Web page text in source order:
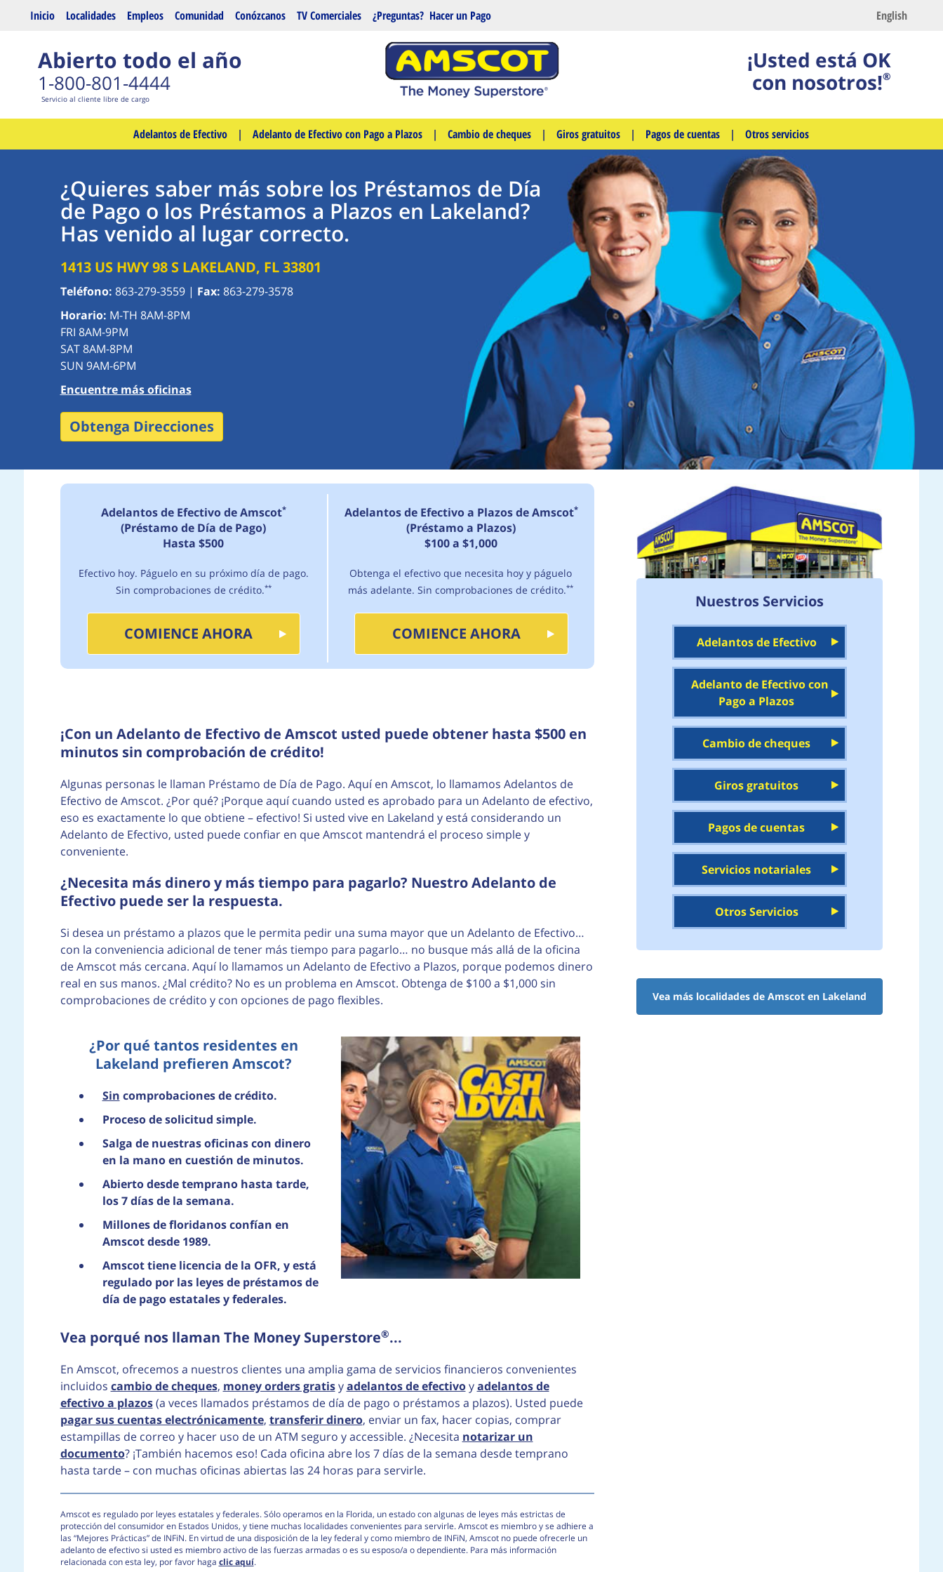
Saltar al contenido principal English
Inicio Localidades Empleos Comunidad Conózcanos TV Comerciales ¿Preguntas? Hacer un Pago
Abierto todo el año
1-800-801-4444
Servicio al cliente libre de cargo
¡Usted está OK
con nosotros!®
Adelantos de Efectivo | Adelanto de Efectivo con Pago a Plazos | Cambio de cheques | Giros gratuitos | Pagos de cuentas | Otros servicios
¿Quieres saber más sobre los Préstamos de Día
de Pago o los Préstamos a Plazos en Lakeland?
Has venido al lugar correcto.
1413 US HWY 98 S LAKELAND, FL 33801
Teléfono: 863-279-3559 | Fax: 863-279-3578
Horario: M-TH 8AM-8PM
FRI 8AM-9PM
SAT 8AM-8PM
SUN 9AM-6PM
Encuentre más oficinas
Obtenga Direcciones
Adelantos de Efectivo de Amscot*
(Préstamo de Día de Pago)
Hasta $500
Efectivo hoy. Páguelo en su próximo día de pago.
Sin comprobaciones de crédito.**
COMIENCE AHORA
Adelantos de Efectivo a Plazos de Amscot*
(Préstamo a Plazos)
$100 a $1,000
Obtenga el efectivo que necesita hoy y páguelo
más adelante. Sin comprobaciones de crédito.**
COMIENCE AHORA
¡Con un Adelanto de Efectivo de Amscot usted puede obtener hasta $500 en
minutos sin comprobación de crédito!
Algunas personas le llaman Préstamo de Día de Pago. Aquí en Amscot, lo llamamos Adelantos de
Efectivo de Amscot. ¿Por qué? ¡Porque aquí cuando usted es aprobado para un Adelanto de efectivo,
eso es exactamente lo que obtiene – efectivo! Si usted vive en Lakeland y está considerando un
Adelanto de Efectivo, usted puede confiar en que Amscot mantendrá el proceso simple y
conveniente.
¿Necesita más dinero y más tiempo para pagarlo? Nuestro Adelanto de
Efectivo puede ser la respuesta.
Si desea un préstamo a plazos que le permita pedir una suma mayor que un Adelanto de Efectivo…
con la conveniencia adicional de tener más tiempo para pagarlo… no busque más allá de la oficina
de Amscot más cercana. Aquí lo llamamos un Adelanto de Efectivo a Plazos, porque podemos dinero
real en sus manos. ¿Mal crédito? No es un problema en Amscot. Obtenga de $100 a $1,000 sin
comprobaciones de crédito y con opciones de pago flexibles.
¿Por qué tantos residentes en
Lakeland prefieren Amscot?
Sin comprobaciones de crédito.
Proceso de solicitud simple.
Salga de nuestras oficinas con dinero
en la mano en cuestión de minutos.
Abierto desde temprano hasta tarde,
los 7 días de la semana.
Millones de floridanos confían en
Amscot desde 1989.
Amscot tiene licencia de la OFR, y está
regulado por las leyes de préstamos de
día de pago estatales y federales.
Vea porqué nos llaman The Money Superstore®...
En Amscot, ofrecemos a nuestros clientes una amplia gama de servicios financieros convenientes
incluidos cambio de cheques, money orders gratisyadelantos de efectivoyadelantos de
efectivo a plazos(a veces llamados préstamos de día de pago o préstamos a plazos). Usted puede
pagar sus cuentas electrónicamente, transferir dinero, enviar un fax, hacer copias, comprar
estampillas de correo y hacer uso de un ATM seguro y accessible. ¿Necesita notarizar un
documento? ¡También hacemos eso! Cada oficina abre los 7 días de la semana desde temprano
hasta tarde – con muchas oficinas abiertas las 24 horas para servirle.
Amscot es regulado por leyes estatales y federales. Sólo operamos en la Florida, un estado con algunas de leyes más estrictas de
protección del consumidor en Estados Unidos, y tiene muchas localidades convenientes para servirle. Amscot es miembro y se adhiere a
las “Mejores Prácticas” de INFiN. En virtud de una disposición de la ley federal y como miembro de INFiN, Amscot no puede ofrecerle un
adelanto de efectivo si usted es miembro activo de las fuerzas armadas o es su esposo/a o dependiente. Para más información
relacionada con esta ley, por favor haga clic aquí.
Nuestros Servicios
Adelantos de Efectivo
Adelanto de Efectivo con
Pago a Plazos
Cambio de cheques
Giros gratuitos
Pagos de cuentas
Servicios notariales
Otros Servicios
Vea más localidades de Amscot en Lakeland